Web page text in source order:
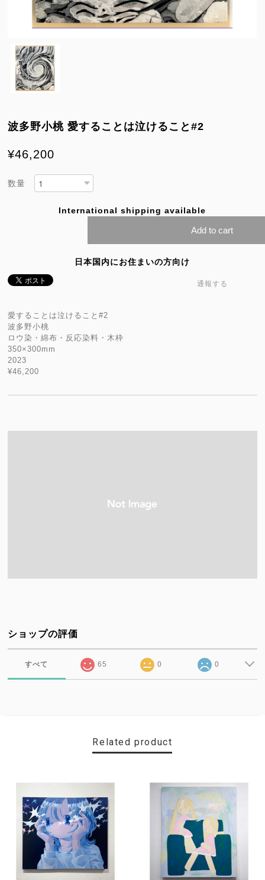
波多野小桃 愛することは泣けること#2
¥46,200
数量
International shipping available
Add to cart
日本国内にお住まいの方向け
通報する
愛することは泣けること#2
波多野小桃
ロウ染・綿布・反応染料・木枠
350×300mm
2023
¥46,200
ショップの評価
すべて 65 0 0
Related product